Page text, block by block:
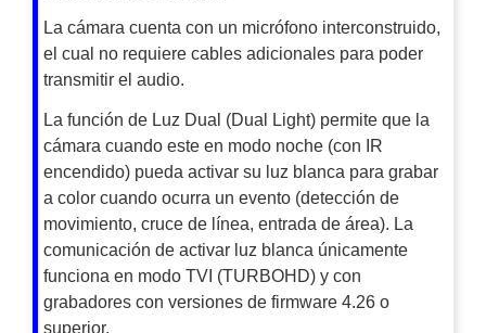
/ CVI
Drones,
Robots e
Cámaras
Industriales
Energía
Adaptadores
de
ParedBateríasFuentes
de
AlimentaciónFuentes
La cámara cuenta con un micrófono interconstruido,
el cual no requiere cables adicionales para poder
transmitir el audio.
La función de Luz Dual (Dual Light) permite que la
cámara cuando este en modo noche (con IR
encendido) pueda activar su luz blanca para grabar
a color cuando ocurra un evento (detección de
movimiento, cruce de línea, entrada de área). La
comunicación de activar luz blanca únicamente
funciona en modo TVI (TURBOHD) y con
grabadores con versiones de firmware 4.26 o
superior.